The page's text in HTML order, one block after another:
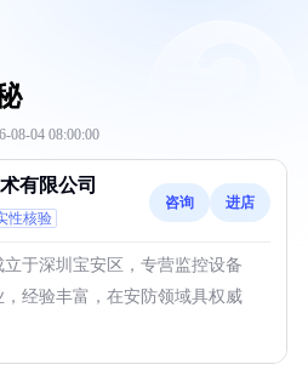
08-04 08:00:00
有限公司
性核验
咨询 进店
于深圳宝安区，专营监控设备
经验丰富，在安防领域具权威